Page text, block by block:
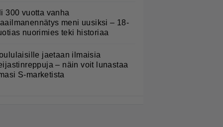
300 vuotta vanha
meni uusiksi – 18-
nuorimies teki historiaa
jaetaan ilmaisia
– näin voit lunastaa
S-marketista